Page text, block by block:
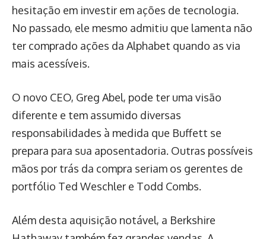
hesitação em investir em ações de tecnologia.
No passado, ele mesmo admitiu que lamenta não
ter comprado ações da Alphabet quando as via
mais acessíveis.
O novo CEO, Greg Abel, pode ter uma visão
diferente e tem assumido diversas
responsabilidades à medida que Buffett se
prepara para sua aposentadoria. Outras possíveis
mãos por trás da compra seriam os gerentes de
portfólio Ted Weschler e Todd Combs.
Além desta aquisição notável, a Berkshire